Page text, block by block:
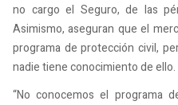
no cargo el Seguro, de las
Asimismo, aseguran que el
programa de protección civil,
nadie tiene conocimiento de ello.
“No conocemos el programa